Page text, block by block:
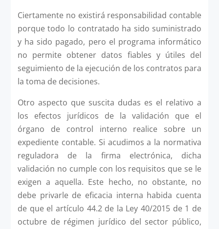
Ciertamente no existirá responsabilidad contable
porque todo lo contratado ha sido suministrado
y ha sido pagado, pero el programa informático
no permite obtener datos fiables y útiles del
seguimiento de la ejecución de los contratos para
la toma de decisiones.
Otro aspecto que suscita dudas es el relativo a
los efectos jurídicos de la validación que el
órgano de control interno realice sobre un
expediente contable. Si acudimos a la normativa
reguladora de la firma electrónica, dicha
validación no cumple con los requisitos que se le
exigen a aquella. Este hecho, no obstante, no
debe privarle de eficacia interna habida cuenta
de que el artículo 44.2 de la Ley 40/2015 de 1 de
octubre de régimen jurídico del sector público,